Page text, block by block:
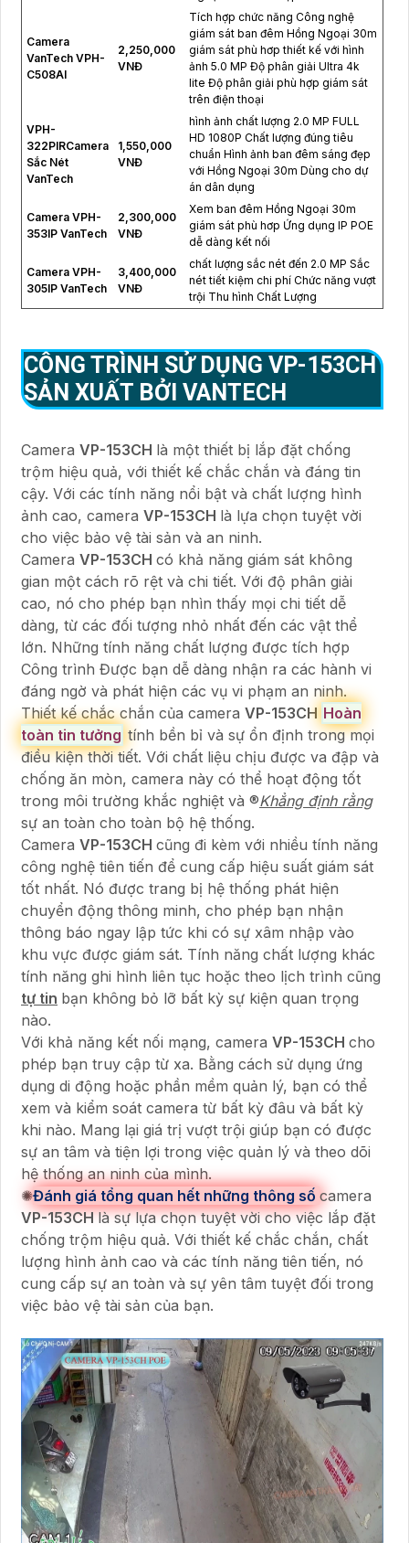
Camera
VanTech VPH-
C508AI
2,250,000
VNĐ
Tích hợp chức năng Công nghệ
giám sát ban đêm Hồng Ngoại 30m
giám sát phù hơp thiết kế với hình
ảnh 5.0 MP Độ phân giải Ultra 4k
lite Độ phân giải phù hợp giám sát
trên điện thoại
VPH-
322PIRCamera
Sắc Nét
VanTech
1,550,000
VNĐ
hình ảnh chất lượng 2.0 MP FULL
HD 1080P Chất lượng đúng tiêu
chuẩn Hình ảnh ban đêm sáng đẹp
với Hồng Ngoại 30m Dùng cho dự
án dân dụng
Camera VPH-
353IP VanTech
2,300,000
VNĐ
Xem ban đêm Hồng Ngoại 30m
giám sát phù hơp Ứng dụng IP POE
dễ dàng kết nối
Camera VPH-
305IP VanTech
3,400,000
VNĐ
chất lượng sắc nét đến 2.0 MP Sắc
nét tiết kiệm chi phí Chức năng vượt
trội Thu hình Chất Lượng
CÔNG TRÌNH SỬ DỤNG VP-153CH
SẢN XUẤT BỞI VANTECH
Camera VP-153CH là một thiết bị lắp đặt chống
trộm hiệu quả, với thiết kế chắc chắn và đáng tin
cậy. Với các tính năng nổi bật và chất lượng hình
ảnh cao, camera VP-153CH là lựa chọn tuyệt vời
cho việc bảo vệ tài sản và an ninh.
Camera VP-153CH có khả năng giám sát không
gian một cách rõ rệt và chi tiết. Với độ phân giải
cao, nó cho phép bạn nhìn thấy mọi chi tiết dễ
dàng, từ các đối tượng nhỏ nhất đến các vật thể
lớn. Những tính năng chất lượng được tích hợp
Công trình Được bạn dễ dàng nhận ra các hành vi
đáng ngờ và phát hiện các vụ vi phạm an ninh.
Thiết kế chắc chắn của camera VP-153CH Hoàn
toàn tin tưởng tính bền bỉ và sự ổn định trong mọi
điều kiện thời tiết. Với chất liệu chịu được va đập và
chống ăn mòn, camera này có thể hoạt động tốt
trong môi trường khắc nghiệt và ®️Khẳng định rằng
sự an toàn cho toàn bộ hệ thống.
Camera VP-153CH cũng đi kèm với nhiều tính năng
công nghệ tiên tiến để cung cấp hiệu suất giám sát
tốt nhất. Nó được trang bị hệ thống phát hiện
chuyển động thông minh, cho phép bạn nhận
thông báo ngay lập tức khi có sự xâm nhập vào
khu vực được giám sát. Tính năng chất lượng khác
tính năng ghi hình liên tục hoặc theo lịch trình cũng
tự tin bạn không bỏ lỡ bất kỳ sự kiện quan trọng
nào.
Với khả năng kết nối mạng, camera VP-153CH cho
phép bạn truy cập từ xa. Bằng cách sử dụng ứng
dụng di động hoặc phần mềm quản lý, bạn có thể
xem và kiểm soát camera từ bất kỳ đâu và bất kỳ
khi nào. Mang lại giá trị vượt trội giúp bạn có được
sự an tâm và tiện lợi trong việc quản lý và theo dõi
hệ thống an ninh của mình.
✺Đánh giá tổng quan hết những thông số camera
VP-153CHlà sự lựa chọn tuyệt vời cho việc lắp đặt
chống trộm hiệu quả. Với thiết kế chắc chắn, chất
lượng hình ảnh cao và các tính năng tiên tiến, nó
cung cấp sự an toàn và sự yên tâm tuyệt đối trong
việc bảo vệ tài sản của bạn.